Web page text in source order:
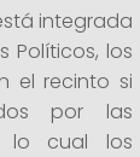
integrada
Políticos, los
el recinto si
por las
lo cual los